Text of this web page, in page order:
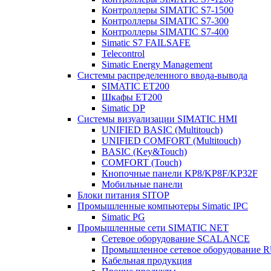
Контроллеры SIMATIC S7-1500
Контроллеры SIMATIC S7-300
Контроллеры SIMATIC S7-400
Simatic S7 FAILSAFE
Telecontrol
Simatic Energy Management
Системы распределенного ввода-вывода
SIMATIC ET200
Шкафы ET200
Simatic DP
Системы визуализации SIMATIC HMI
UNIFIED BASIC (Multitouch)
UNIFIED COMFORT (Multitouch)
BASIC (Key&Touch)
COMFORT (Touch)
Кнопочные панели KP8/KP8F/KP32F
Мобильные панели
Блоки питания SITOP
Промышленные компьютеры Simatic IPC
Simatic PG
Промышленные сети SIMATIC NET
Сетевое оборудование SCALANCE
Промышленное сетевое оборудование
Кабельная продукция